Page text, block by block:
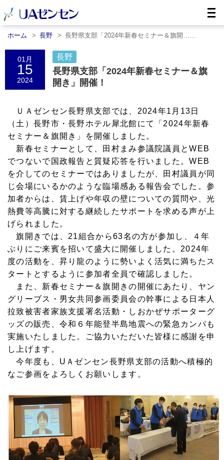
ホーム 長野 長野県支部「2024年新春セミナー＆旗開……
01月
15
2024
長野
長野県支部「2024年新春セミナー＆旗
開き」開催！
ＵＡゼンセン長野県支部では、2024年1月13日
（土）長野市・長野ホテル犀北館にて「2024年新春
セミナー＆旗開き」を開催しました。
新春セミナーとして、田村まみ参議院議員とWEB
でつないで国政報告と質疑応答を行いました。WEB
を介してのセミナーではありましたが、田村議員が同
じ会場にいるかのような臨場感ある報告会でした。参
加者からは、賃上げや年収の壁についての質問や、光
熱費等高騰に対する継続したサポートを求める声が上
げられました。
旗開きでは、21組合から63名の方が参加し、４年
ぶりにご来賓を招いて盛大に開催しました。2024年
度の活動を、昇り龍のように勢いよく活気に満ちたス
タートとするように参加者全員で確認しました。
また、新春セミナー＆旗開きの開催にあたり、ヤン
グリーブス・男女共同参画委員会の幹事による日本人
拉致被害者家族支援署名活動・しおかぜサポーターグ
ッズの販売、令和６年能登半島地震への緊急カンパも
実施いたしました。ご協力いただいた皆様に感謝を申
し上げます。
今年度も、UＡゼンセン長野県支部の活動へ積極的
なご参画をよろしくお願いします。